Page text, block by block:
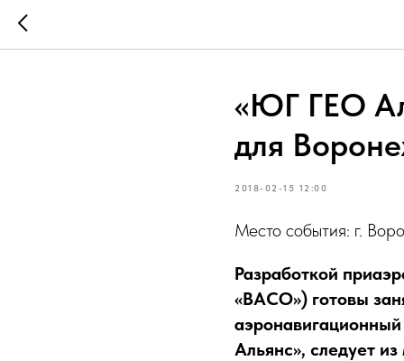
«ЮГ ГЕО
для
2018-02-15 12:00
Место события: г.
Разработкой
«ВАСО») готовы
Альянс», следует